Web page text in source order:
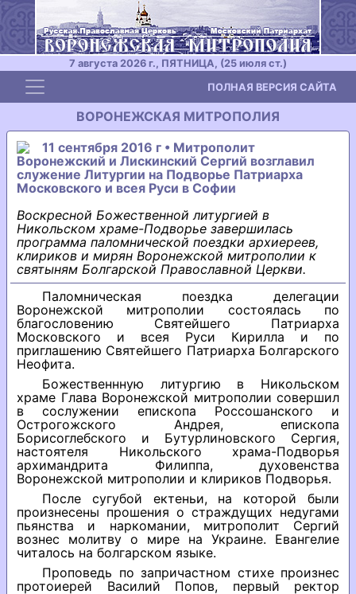
7 августа 2026 г., ПЯТНИЦА, (25 июля ст.)
Toggle navigation ПОЛНАЯ ВЕРСИЯ САЙТА
ВОРОНЕЖСКАЯ МИТРОПОЛИЯ
11 сентября 2016 г • Митрополит
Воронежский и Лискинский Сергий возглавил
служение Литургии на Подворье Патриарха
Московского и всея Руси в Софии
Воскресной Божественной литургией в
Никольском храме-Подворье завершилась
программа паломнической поездки архиереев,
клириков и мирян Воронежской митрополии к
святыням Болгарской Православной Церкви.
Паломническая поездка делегации
Воронежской митрополии состоялась по
благословению Святейшего Патриарха
Московского и всея Руси Кирилла и по
приглашению Святейшего Патриарха Болгарского
Неофита.
Божественнную литургию в Никольском
храме Глава Воронежской митрополии совершил
в сослужении епископа Россошанского и
Острогожского Андрея, епископа
Борисоглебского и Бутурлиновского Сергия,
настоятеля Никольского храма-Подворья
архимандрита Филиппа, духовенства
Воронежской митрополии и клириков Подворья.
После сугубой ектеньи, на которой были
произнесены прошения о страждущих недугами
пьянства и наркомании, митрополит Сергий
вознес молитву о мире на Украине. Евангелие
читалось на болгарском языке.
Проповедь по запричастном стихе произнес
протоиерей Василий Попов, первый ректор